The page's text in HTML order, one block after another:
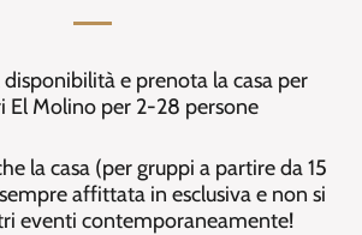
e prenota la casa per
El Molino per 2-28 persone
la casa (per gruppi a partire da 15
affittata in esclusiva e non si
eventi contemporaneamente!